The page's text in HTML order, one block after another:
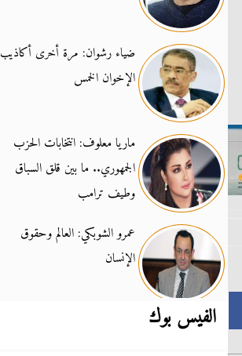
ضياء رشوان: مرة أخرى أكاذيب
الإخوان الخمس
ماريا معلوف: انتخابات الحزب
الجمهوري.. ما بين قلق السباق
وطيف ترامب
عمرو الشوبكي: العالم وحقوق
الإنسان
الفيس بوك